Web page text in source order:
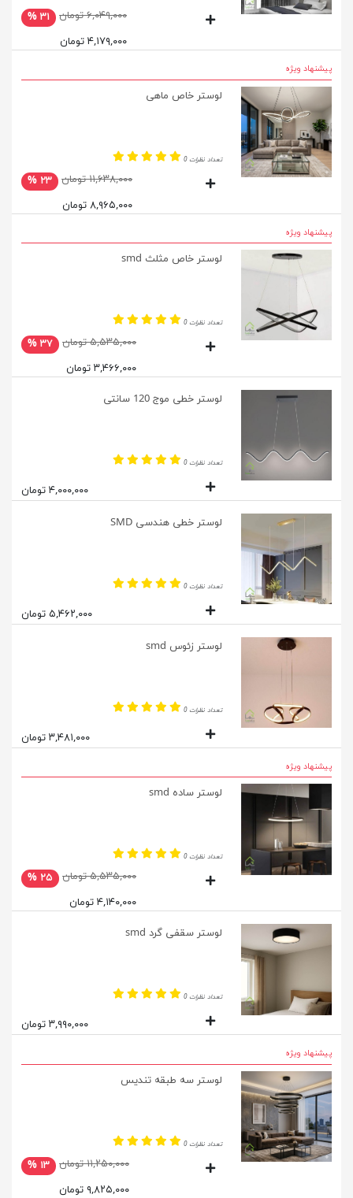
۶,۰۴۹,۰۰۰ تومان
۳۱ %
۴,۱۷۹,۰۰۰ تومان
پیشنهاد ویژه
لوستر خاص ماهی
تعداد نظرات 0
۱۱,۶۳۸,۰۰۰ تومان
۲۳ %
۸,۹۶۵,۰۰۰ تومان
پیشنهاد ویژه
لوستر خاص مثلث smd
تعداد نظرات 0
۵,۵۳۵,۰۰۰ تومان
۳۷ %
۳,۴۶۶,۰۰۰ تومان
لوستر خطی موج 120 سانتی
تعداد نظرات 0
۴,۰۰۰,۰۰۰ تومان
لوستر خطی هندسی SMD
تعداد نظرات 0
۵,۴۶۲,۰۰۰ تومان
لوستر زئوس smd
تعداد نظرات 0
۳,۴۸۱,۰۰۰ تومان
پیشنهاد ویژه
لوستر ساده smd
تعداد نظرات 0
۵,۵۳۵,۰۰۰ تومان
۲۵ %
۴,۱۴۰,۰۰۰ تومان
لوستر سقفی گرد smd
تعداد نظرات 0
۳,۹۹۰,۰۰۰ تومان
پیشنهاد ویژه
لوستر سه طبقه تندیس
تعداد نظرات 0
۱۱,۲۵۰,۰۰۰ تومان
۱۳ %
۹,۸۲۵,۰۰۰ تومان